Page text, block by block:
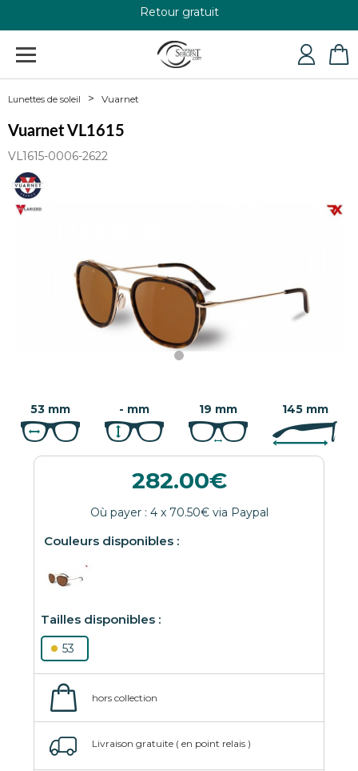
+33 4 79 24 76 84
Lunettes de soleil Vuarnet
Vuarnet VL1615
VL1615-0006-2622
53 mm - mm 19 mm 145 mm
282.00
53